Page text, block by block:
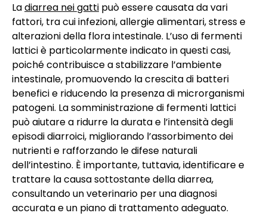
Ladiarrea nei gatti può essere causata da vari
fattori, tra cui infezioni, allergie alimentari, stress e
alterazioni della flora intestinale. L’uso di fermenti
lattici è particolarmente indicato in questi casi,
poiché contribuisce a stabilizzare l’ambiente
intestinale, promuovendo la crescita di batteri
benefici e riducendo la presenza di microrganismi
patogeni. La somministrazione di fermenti lattici
può aiutare a ridurre la durata e l’intensità degli
episodi diarroici, migliorando l’assorbimento dei
nutrienti e rafforzando le difese naturali
dell’intestino. È importante, tuttavia, identificare e
trattare la causa sottostante della diarrea,
consultando un veterinario per una diagnosi
accurata e un piano di trattamento adeguato.